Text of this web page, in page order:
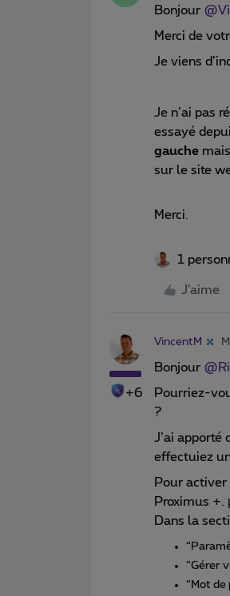
Bonjour
Merci de
Je viens
Je n’ai pas
essayé
gauche
sur le site
Merci.
1
J'aime
+6
VincentM
Bonjour
Pourriez-
?
J’ai apporté
effectuiez
Pour activer
Proximus +.
Dans la
“Gérer
“Mot de